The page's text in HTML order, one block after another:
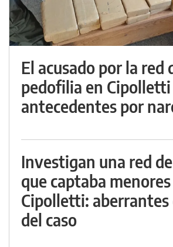
El acusado por la red
pedofilia en
antecedentes por
Investigan una red
que captaba
Cipolletti:
del caso